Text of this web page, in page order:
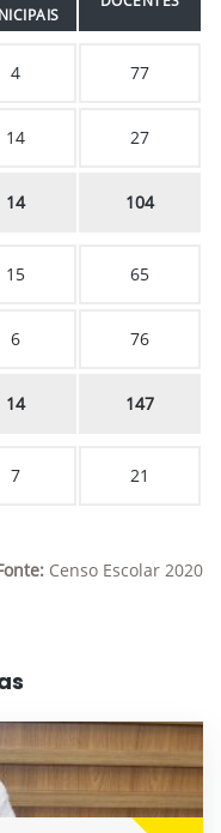
4 77
14 27
14 104
15 65
6 76
14 147
7 21
Censo Escolar 2020